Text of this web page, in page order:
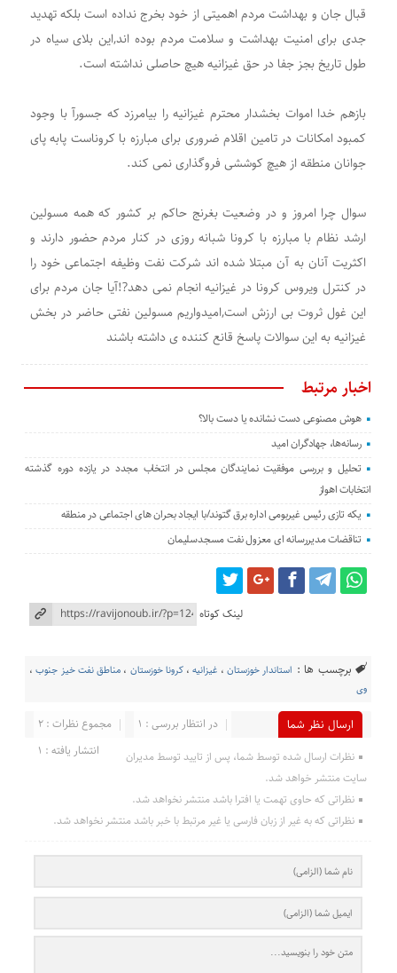
قبال جان و بهداشت مردم اهمیتی از خود بخرج نداده است بلکه تهدید
جدی برای امنیت بهداشت و سلامت مردم بوده اند,این بلای سیاه در
طول تاریخ بجز جفا در حق غیزانیه هیچ حاصلی نداشته است.
بازهم خدا اموات بخشدار محترم غیزانیه را بیامرزد که جسورآ با وجود
کمبود امکانات در تامین اقلام ضروری برای مبارزه با کروناست پابه پای
جوانان منطقه از هیچ کوششی فروگذاری نمی کند.
سوال چرا امروز و در وضعیت بغرنج حاکم بر کشور که همه مسولین
ارشد نظام با مبارزه با کرونا شبانه روزی در کنار مردم حضور دارند و
اکثریت آنان به آن مبتلا شده اند شرکت نفت وظیفه اجتماعی خود را
در کنترل ویروس کرونا در غیزانیه انجام نمی دهد?!آیا جان مردم برای
این غول ثروت بی ارزش است,امیدواریم مسولین نفتی حاضر در بخش
غیزانیه به این سوالات پاسخ قانع کننده ی داشته باشند
اخبار مرتبط
هوش مصنوعی دست نشانده یا دست بالا؟
رسانه‌ها، جهادگران امید
تحلیل و بررسی موفقیت نمایندگان مجلس در انتخاب مجدد در یازده دوره گذشته
انتخابات اهواز
یکه تازی رئیس غیربومی اداره برق گتوند/با ایجاد بحران های اجتماعی در منطقه
تناقضات مدیررسانه ای معزول نفت مسجدسلیمان
لینک کوتاه
برچسب ها : استاندار خوزستان ، غیزانیه،کرونا خوزستان ، مناطق نفت خیز جنوب،
وی
ارسال نظر شما مجموع نظرات : 2
در انتظار بررسی : 1
انتشار یافته : 1
نظرات ارسال شده توسط شما، پس از تایید توسط مدیران
سایت منتشر خواهد شد.
نظراتی که حاوی تهمت یا افترا باشد منتشر نخواهد شد.
نظراتی که به غیر از زبان فارسی یا غیر مرتبط با خبر باشد منتشر نخواهد شد.